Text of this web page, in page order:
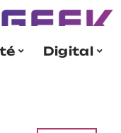
Digital